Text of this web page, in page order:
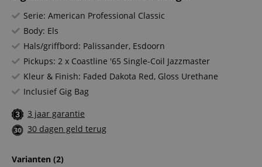
Serie: American Professional Classic
Body: Els
Hals/griffbord: Palissander, Esdoorn
Pickups: 2 x Coastline '65 Single-Coil Jazzmaster
Kleur & Finish: Faded Dakota Red, Gloss Urethane
Inclusief Gig Bag
3 jaar garantie
30 dagen geld terug
Varianten (2)